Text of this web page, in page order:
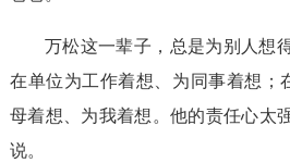
万松这一辈子，总是为别人想
在单位为工作着想、为同事着想；
母着想、为我着想。他的责任心太
说。